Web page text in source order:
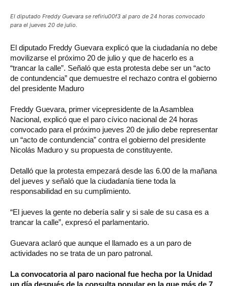
El diputado Freddy Guevara se refiriu00f3 al paro de 24 horas convocado
para el jueves 20 de julio.
El diputado Freddy Guevara explicó que la ciudadanía no debe
movilizarse el próximo 20 de julio y que de hacerlo es a
“trancar la calle”. Señaló que esta protesta debe ser un “acto
de contundencia” que demuestre el rechazo contra el gobierno
del presidente Maduro
Freddy Guevara, primer vicepresidente de la Asamblea
Nacional, explicó que el paro cívico nacional de 24 horas
convocado para el próximo jueves 20 de julio debe representar
un “acto de contundencia” contra el gobierno del presidente
Nicolás Maduro y su propuesta de constituyente.
Detalló que la protesta empezará desde las 6.00 de la mañana
del jueves y señaló que la ciudadanía tiene toda la
responsabilidad en su cumplimiento.
“El jueves la gente no debería salir y si sale de su casa es a
trancar la calle”, expresó el parlamentario.
Guevara aclaró que aunque el llamado es a un paro de
actividades no se trata de un paro patronal.
La convocatoria al paro nacional fue hecha por la Unidad
un día después de la consulta popular en la que más de 7